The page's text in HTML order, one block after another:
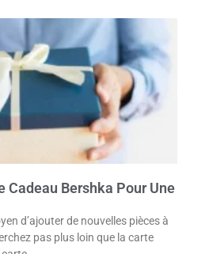
Cadeau Bershka Pour Une
d’ajouter de nouvelles pièces à
pas plus loin que la carte